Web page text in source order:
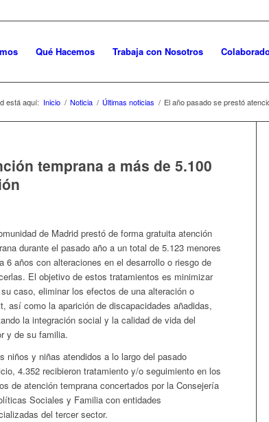
Qué Hacemos Trabaja con Nosotros
está aquí: Inicio / Noticia / Últimas noticias / El año pasado se prestó
temprana a más de 5.100
de Madrid prestó de forma gratuita atención
durante el pasado año a un total de 5.123 menores
6 años con alteraciones en el desarrollo o riesgo de
El objetivo de estos tratamientos es minimizar
caso, eliminar los efectos de una alteración o
así como la aparición de discapacidades añadidas,
la integración social y la calidad de vida del
y de su familia.
niños y niñas atendidos a lo largo del pasado
4.352 recibieron tratamiento y/o seguimiento en los
de atención temprana concertados por la Consejería
Sociales y Familia con entidades
del tercer sector.